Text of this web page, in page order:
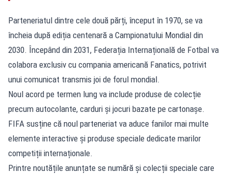
Parteneriatul dintre cele două părți, început în 1970, se va
încheia după ediția centenară a Campionatului Mondial din
2030. Începând din 2031, Federația Internațională de Fotbal va
colabora exclusiv cu compania americană Fanatics, potrivit
unui comunicat transmis joi de forul mondial.
Noul acord pe termen lung va include produse de colecție
precum autocolante, carduri și jocuri bazate pe cartonașe.
FIFA susține că noul parteneriat va aduce fanilor mai multe
elemente interactive și produse speciale dedicate marilor
competiții internaționale.
Printre noutățile anunțate se numără și colecții speciale care